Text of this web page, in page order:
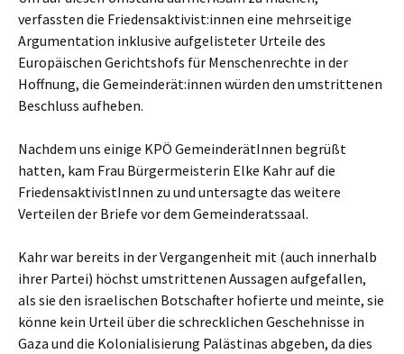
verfassten die Friedensaktivist:innen eine mehrseitige
Argumentation inklusive aufgelisteter Urteile des
Europäischen Gerichtshofs für Menschenrechte in der
Hoffnung, die Gemeinderät:innen würden den umstrittenen
Beschluss aufheben.
Nachdem uns einige KPÖ GemeinderätInnen begrüßt
hatten, kam Frau Bürgermeisterin Elke Kahr auf die
FriedensaktivistInnen zu und untersagte das weitere
Verteilen der Briefe vor dem Gemeinderatssaal.
Kahr war bereits in der Vergangenheit mit (auch innerhalb
ihrer Partei) höchst umstrittenen Aussagen aufgefallen,
als sie den israelischen Botschafter hofierte und meinte, sie
könne kein Urteil über die schrecklichen Geschehnisse in
Gaza und die Kolonialisierung Palästinas abgeben, da dies